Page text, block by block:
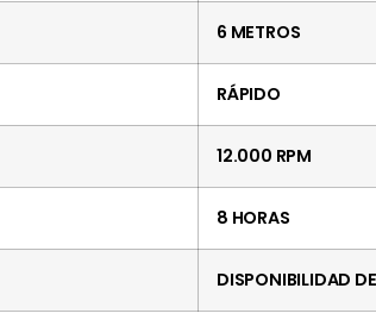
6 METROS
RÁPIDO
12.000 RPM
8 HORAS
DISPONIBILIDAD